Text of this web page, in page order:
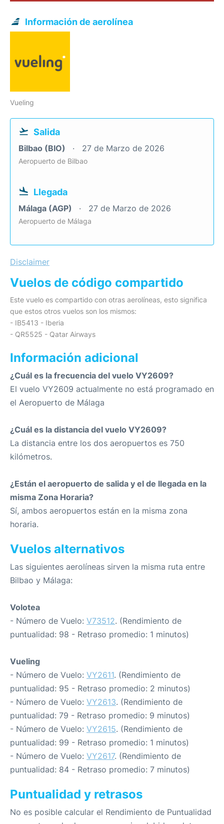
Información de aerolínea
Vueling
Salida
Bilbao (BIO) 27 de Marzo de 2026
Aeropuerto de Bilbao
Llegada
Málaga (AGP) 27 de Marzo de 2026
Aeropuerto de Málaga
Disclaimer
Vuelos de código compartido
Este vuelo es compartido con otras aerolíneas, esto significa
que estos otros vuelos son los mismos:
- IB5413 - Iberia
- QR5525 - Qatar Airways
Información adicional
¿Cuál es la frecuencia del vuelo VY2609?
El vuelo VY2609 actualmente no está programado en
el Aeropuerto de Málaga
¿Cuál es la distancia del vuelo VY2609?
La distancia entre los dos aeropuertos es 750
kilómetros.
¿Están el aeropuerto de salida y el de llegada en la
misma Zona Horaria?
Sí, ambos aeropuertos están en la misma zona
horaria.
Vuelos alternativos
Las siguientes aerolíneas sirven la misma ruta entre
Bilbao y Málaga:
Volotea
- Número de Vuelo: V73512. (Rendimiento de
puntualidad: 98 - Retraso promedio: 1 minutos)
Vueling
- Número de Vuelo: VY2611. (Rendimiento de
puntualidad: 95 - Retraso promedio: 2 minutos)
- Número de Vuelo: VY2613. (Rendimiento de
puntualidad: 79 - Retraso promedio: 9 minutos)
- Número de Vuelo: VY2615. (Rendimiento de
puntualidad: 99 - Retraso promedio: 1 minutos)
- Número de Vuelo: VY2617. (Rendimiento de
puntualidad: 84 - Retraso promedio: 7 minutos)
Puntualidad y retrasos
No es posible calcular el Rendimiento de Puntualidad